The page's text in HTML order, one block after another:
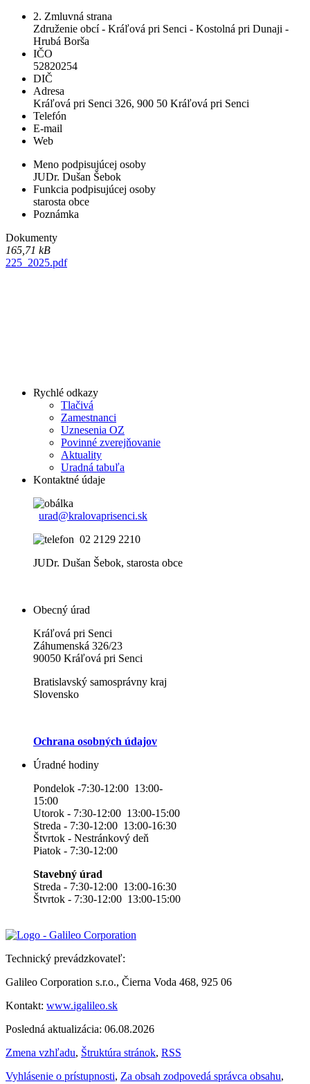
2. Zmluvná strana
Združenie obcí - Kráľová pri Senci - Kostolná pri Dunaji -
Hrubá Borša
IČO
52820254
DIČ
Adresa
Kráľová pri Senci 326, 900 50 Kráľová pri Senci
Telefón
E-mail
Web
Meno podpisujúcej osoby
JUDr. Dušan Šebok
Funkcia podpisujúcej osoby
starosta obce
Poznámka
Dokumenty
165,71 kB
225_2025.pdf
Rychlé odkazy
Tlačivá
Zamestnanci
Uznesenia OZ
Povinné zverejňovanie
Aktuality
Uradná tabuľa
Kontaktné údaje
urad@kralovaprisenci.sk
02 2129 2210
JUDr. Dušan Šebok, starosta obce
Obecný úrad
Kráľová pri Senci
Záhumenská 326/23
90050 Kráľová pri Senci
Bratislavský samosprávny kraj
Slovensko
Ochrana osobných údajov
Úradné hodiny
Pondelok -7:30-12:00 13:00-
15:00
Utorok - 7:30-12:00 13:00-15:00
Streda - 7:30-12:00 13:00-16:30
Štvrtok - Nestránkový deň
Piatok - 7:30-12:00
Stavebný úrad
Streda - 7:30-12:00 13:00-16:30
Štvrtok - 7:30-12:00 13:00-15:00
Technický prevádzkovateľ:
Galileo Corporation s.r.o., Čierna Voda 468, 925 06
Kontakt: www.igalileo.sk
Posledná aktualizácia: 06.08.2026
Zmena vzhľadu, Štruktúra stránok, RSS
Vyhlásenie o prístupnosti, Za obsah zodpovedá správca obsahu,